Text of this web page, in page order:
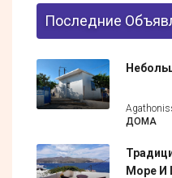
Последние
ДОМА
Море И